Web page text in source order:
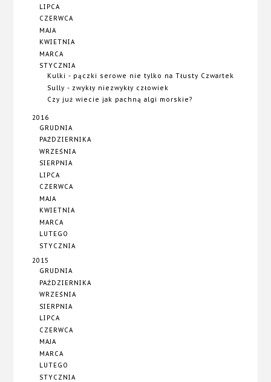
LIPCA
CZERWCA
MAJA
KWIETNIA
MARCA
STYCZNIA
Kulki - pączki serowe nie tylko na Tłusty Czwartek
Sully - zwykły niezwykły człowiek
Czy już wiecie jak pachną algi morskie?
2016
GRUDNIA
PAŹDZIERNIKA
WRZEŚNIA
SIERPNIA
LIPCA
CZERWCA
MAJA
KWIETNIA
MARCA
LUTEGO
STYCZNIA
2015
GRUDNIA
PAŹDZIERNIKA
WRZEŚNIA
SIERPNIA
LIPCA
CZERWCA
MAJA
MARCA
LUTEGO
STYCZNIA